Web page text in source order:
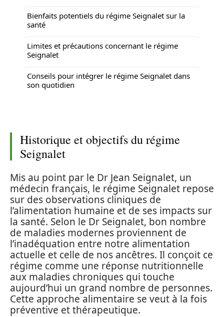
Bienfaits potentiels du régime Seignalet sur la
santé
Limites et précautions concernant le régime
Seignalet
Conseils pour intégrer le régime Seignalet dans
son quotidien
Historique et objectifs du régime
Seignalet
Mis au point par le Dr Jean Seignalet, un
médecin français, le régime Seignalet repose
sur des observations cliniques de
l’alimentation humaine et de ses impacts sur
la santé. Selon le Dr Seignalet, bon nombre
de maladies modernes proviennent de
l’inadéquation entre notre alimentation
actuelle et celle de nos ancêtres. Il conçoit ce
régime comme une réponse nutritionnelle
aux maladies chroniques qui touche
aujourd’hui un grand nombre de personnes.
Cette approche alimentaire se veut à la fois
préventive et thérapeutique.